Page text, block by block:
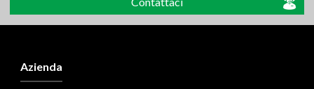
Azienda